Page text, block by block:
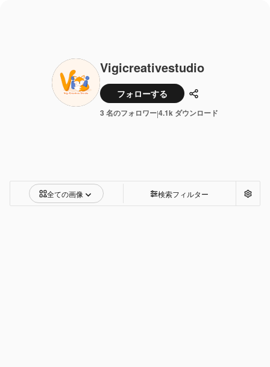
Vigicreativestudio
フォローする 共有
3 名のフォロワー|4.1k ダウンロード
全ての画像 検索フィルター